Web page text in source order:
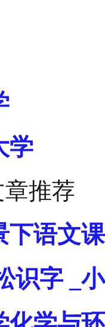
学
推荐
下语文
识字 _小